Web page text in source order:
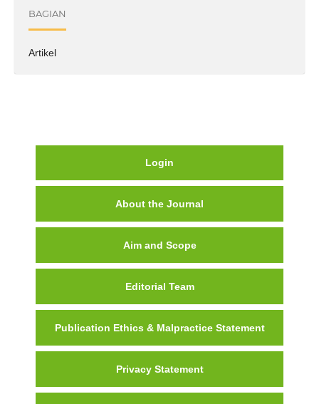
BAGIAN
Artikel
Login
About the Journal
Aim and Scope
Editorial Team
Publication Ethics & Malpractice Statement
Privacy Statement